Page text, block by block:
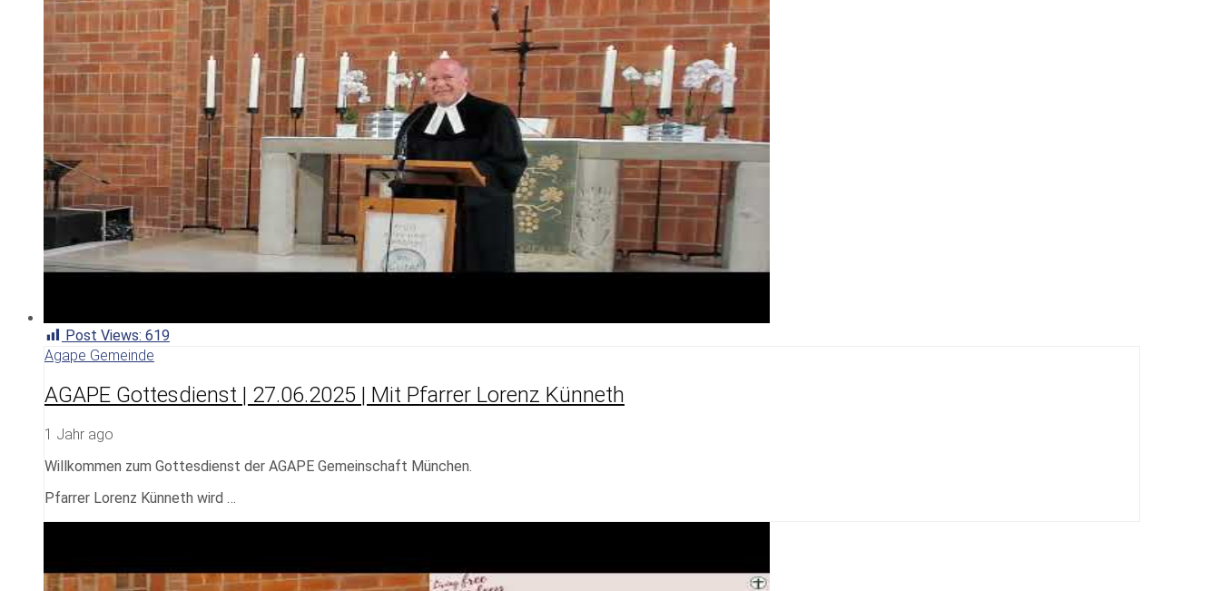
Post Views: 619
Agape Gemeinde
AGAPE Gottesdienst | 27.06.2025 | Mit Pfarrer Lorenz Künneth
1 Jahr ago
Willkommen zum Gottesdienst der AGAPE Gemeinschaft München.
Pfarrer Lorenz Künneth wird …